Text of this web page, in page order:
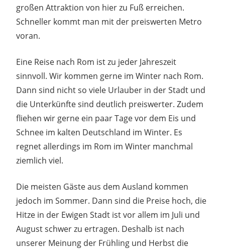
großen Attraktion von hier zu Fuß erreichen.
Schneller kommt man mit der preiswerten Metro
voran.
Eine Reise nach Rom ist zu jeder Jahreszeit
sinnvoll. Wir kommen gerne im Winter nach Rom.
Dann sind nicht so viele Urlauber in der Stadt und
die Unterkünfte sind deutlich preiswerter. Zudem
fliehen wir gerne ein paar Tage vor dem Eis und
Schnee im kalten Deutschland im Winter. Es
regnet allerdings im Rom im Winter manchmal
ziemlich viel.
Die meisten Gäste aus dem Ausland kommen
jedoch im Sommer. Dann sind die Preise hoch, die
Hitze in der Ewigen Stadt ist vor allem im Juli und
August schwer zu ertragen. Deshalb ist nach
unserer Meinung der Frühling und Herbst die